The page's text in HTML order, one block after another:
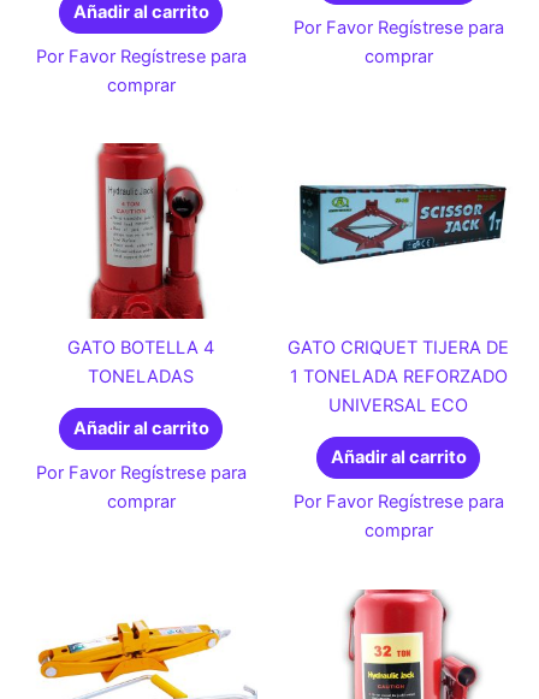
Añadir al carrito
Por Favor Regístrese para
comprar
Por Favor Regístrese para
comprar
GATO BOTELLA 4
TONELADAS
Añadir al carrito
Por Favor Regístrese para
comprar
GATO CRIQUET TIJERA DE
1 TONELADA REFORZADO
UNIVERSAL ECO
Añadir al carrito
Por Favor Regístrese para
comprar